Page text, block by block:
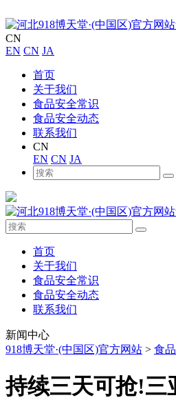
CN
EN CN JA
首页
关于我们
食品安全常识
食品安全动态
联系我们
CN
EN CN JA
首页
关于我们
食品安全常识
食品安全动态
联系我们
新闻中心
918博天堂·(中国区)官方网站 > 食
持续三天可抢!三